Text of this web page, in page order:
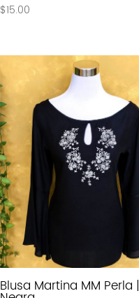
$15.00
Blusa Martina MM Perla |